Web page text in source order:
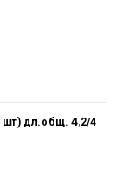
шт) дл.общ. 4,2/4